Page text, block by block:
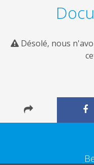
Désolé, nous